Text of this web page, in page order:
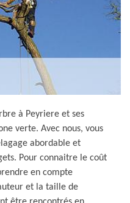
à Peyriere et ses
verte. Avec nous, vous
abordable et
Pour connaitre le coût
en compte
et la taille de